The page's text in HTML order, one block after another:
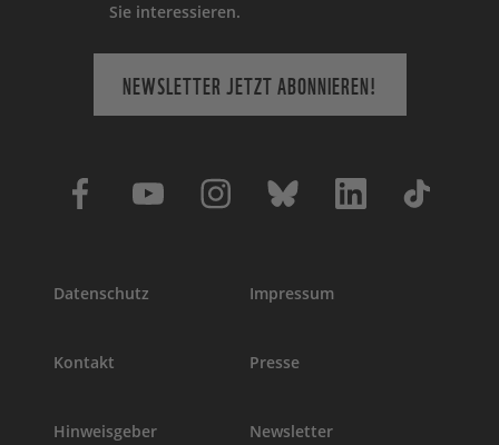
Sie interessieren.
NEWSLETTER JETZT ABONNIEREN!
Datenschutz Impressum
Kontakt Presse
Hinweisgeber Newsletter